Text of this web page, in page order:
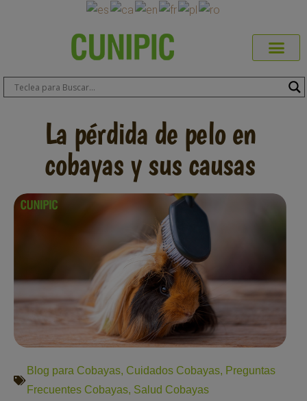
La pérdida de pelo en
cobayas y sus causas
Blog para Cobayas, Cuidados Cobayas, Preguntas
Frecuentes Cobayas, Salud Cobayas